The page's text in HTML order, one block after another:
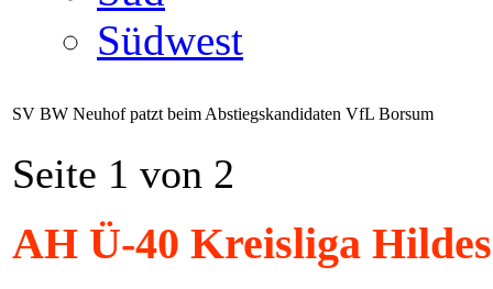
Südwest
SV BW Neuhof patzt beim Abstiegskandidaten VfL Borsum
Seite 1 von 2
AH Ü-40 Kreisliga